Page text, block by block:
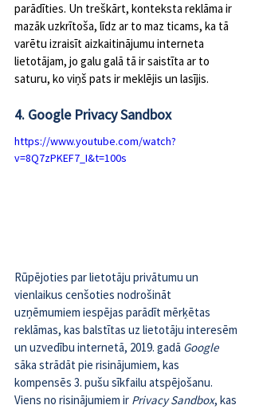
parādīties. Un treškārt, konteksta reklāma ir
mazāk uzkrītoša, līdz ar to maz ticams, ka tā
varētu izraisīt aizkaitinājumu interneta
lietotājam, jo galu galā tā ir saistīta ar to
saturu, ko viņš pats ir meklējis un lasījis.
4. Google Privacy Sandbox
https://www.youtube.com/watch?
v=8Q7zPKEF7_I&t=100s
Rūpējoties par lietotāju privātumu un
vienlaikus cenšoties nodrošināt
uzņēmumiem iespējas parādīt mērķētas
reklāmas, kas balstītas uz lietotāju interesēm
un uzvedību internetā, 2019. gadā Google
sāka strādāt pie risinājumiem, kas
kompensēs 3. pušu sīkfailu atspējošanu.
Viens no risinājumiem ir Privacy Sandbox, kas